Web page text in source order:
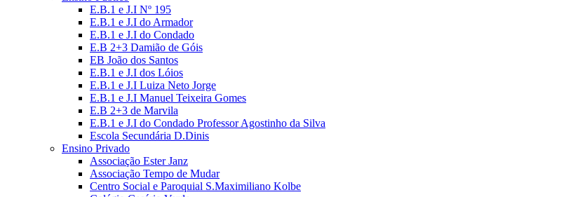
E.B.1 e J.I Nº 195
E.B.1 e J.I do Armador
E.B.1 e J.I do Condado
E.B 2+3 Damião de Góis
EB João dos Santos
E.B.1 e J.I dos Lóios
E.B.1 e J.I Luiza Neto Jorge
E.B.1 e J.I Manuel Teixeira Gomes
E.B 2+3 de Marvila
E.B.1 e J.I do Condado Professor Agostinho da Silva
Escola Secundária D.Dinis
Ensino Privado
Associação Ester Janz
Associação Tempo de Mudar
Centro Social e Paroquial S.Maximiliano Kolbe